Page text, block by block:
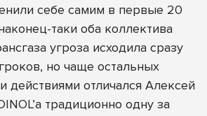
себе самим в первые 20
таки оба коллектива
угроза исходила сразу
но чаще остальных
действиями отличался Алексей
традиционно одну за